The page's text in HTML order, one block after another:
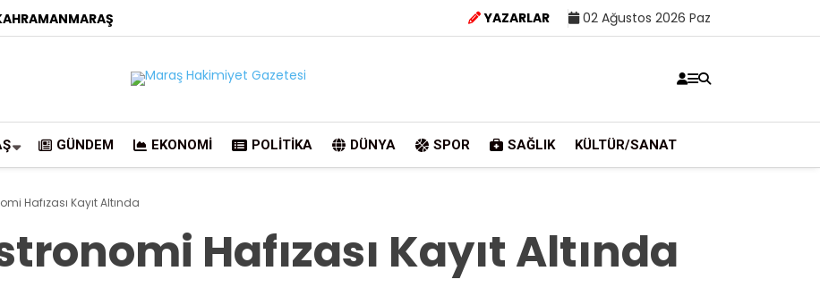
YAZARLAR 02 Ağustos 2026 Paz
GÜNDEM EKONOMI POLITIKA DÜNYA SPOR SAĞLIK KÜLTÜR/SANAT
Hafızası Kayıt Altında
Hafızası Kayıt Altında